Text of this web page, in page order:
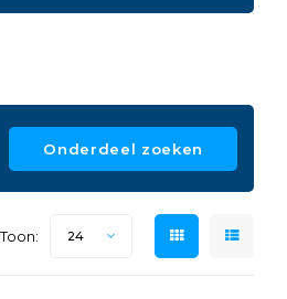
Onderdeel zoeken
Toon: 24